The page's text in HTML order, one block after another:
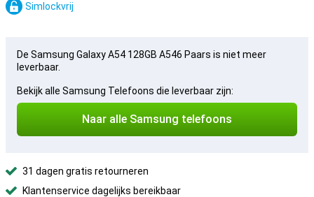
Simlockvrij
De Samsung Galaxy A54 128GB A546 Paars is niet meer
leverbaar.
Bekijk alle Samsung Telefoons die leverbaar zijn:
Naar alle Samsung telefoons
31 dagen gratis retourneren
Klantenservice dagelijks bereikbaar